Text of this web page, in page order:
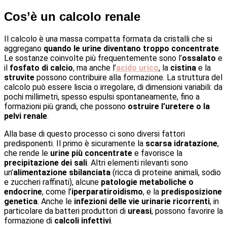
Cos’è un calcolo renale
Il calcolo è una massa compatta formata da cristalli che si
aggregano quando le urine diventano troppo concentrate.
Le sostanze coinvolte più frequentemente sono l’ossalato e
il fosfato di calcio, ma anche l’acido urico, la cistina e la
struvite possono contribuire alla formazione. La struttura del
calcolo può essere liscia o irregolare, di dimensioni variabili: da
pochi millimetri, spesso espulsi spontaneamente, fino a
formazioni più grandi, che possono ostruire l’uretere o la
pelvi renale.
Alla base di questo processo ci sono diversi fattori
predisponenti. Il primo è sicuramente la scarsa idratazione,
che rende le urine più concentrate e favorisce la
precipitazione dei sali. Altri elementi rilevanti sono
un’alimentazione sbilanciata (ricca di proteine animali, sodio
e zuccheri raffinati), alcune patologie metaboliche o
endocrine, come l’iperparatiroidismo, e la predisposizione
genetica. Anche le infezioni delle vie urinarie ricorrenti, in
particolare da batteri produttori di ureasi, possono favorire la
formazione di calcoli infettivi.